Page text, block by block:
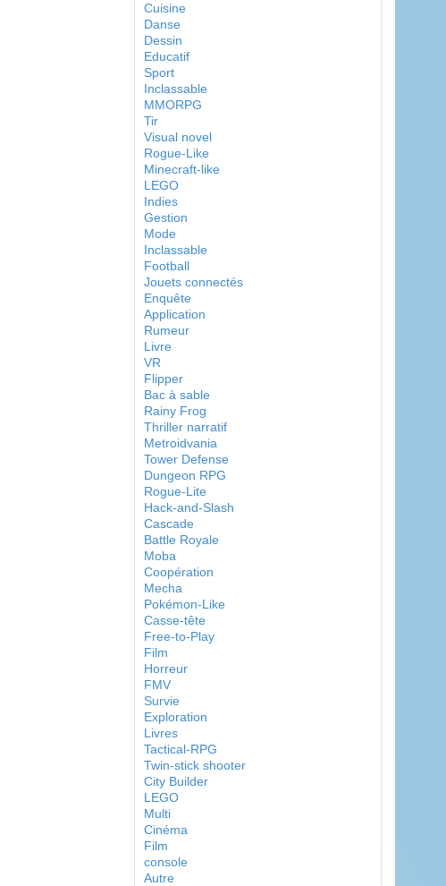
Cuisine
Danse
Dessin
Educatif
Sport
Inclassable
MMORPG
Tir
Visual novel
Rogue-Like
Minecraft-like
LEGO
Indies
Gestion
Mode
Inclassable
Football
Jouets connectés
Enquête
Application
Rumeur
Livre
VR
Flipper
Bac à sable
Rainy Frog
Thriller narratif
Metroidvania
Tower Defense
Dungeon RPG
Rogue-Lite
Hack-and-Slash
Cascade
Battle Royale
Moba
Coopération
Mecha
Pokémon-Like
Casse-tête
Free-to-Play
Film
Horreur
FMV
Survie
Exploration
Livres
Tactical-RPG
Twin-stick shooter
City Builder
LEGO
Multi
Cinéma
Film
console
Autre